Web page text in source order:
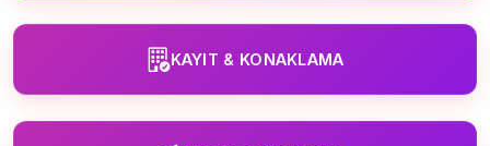
KAYIT & KONAKLAMA